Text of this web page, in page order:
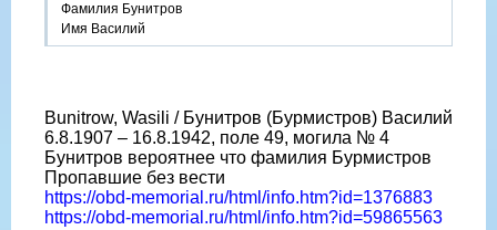
Фамилия Бунитров
Имя Василий
Bunitrow, Wasili / Бунитров (Бурмистров) Василий
6.8.1907 – 16.8.1942, поле 49, могила № 4
Бунитров вероятнее что фамилия Бурмистров
Пропавшие без вести
https://obd-memorial.ru/html/info.htm?id=1376883
https://obd-memorial.ru/html/info.htm?id=59865563